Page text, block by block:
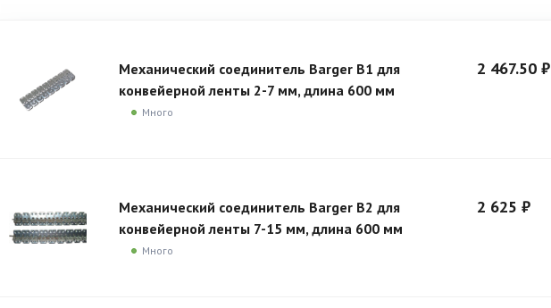
Механический соединитель Barger B1 для
конвейерной ленты 2-7 мм, длина 600 мм
Много
2 467.50 ₽
Механический соединитель Barger B2 для
конвейерной ленты 7-15 мм, длина 600 мм
Много
2 625 ₽